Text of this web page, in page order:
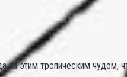
за этим тропическим чудом,